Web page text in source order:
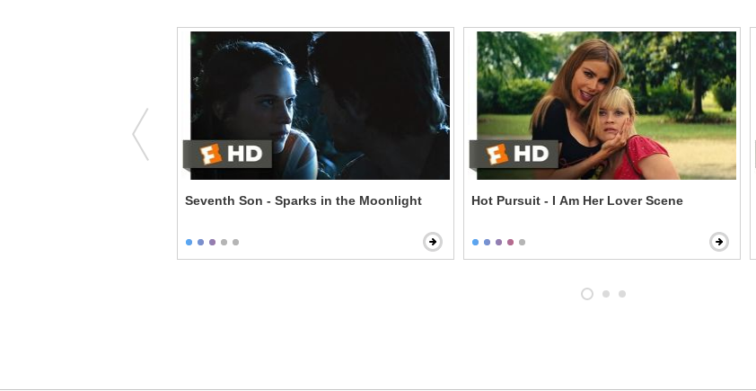
Seventh Son - Sparks in the Moonlight Hot Pursuit - I Am Her Lover Scene